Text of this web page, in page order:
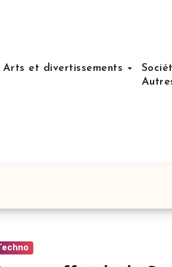
Arts et divertissements